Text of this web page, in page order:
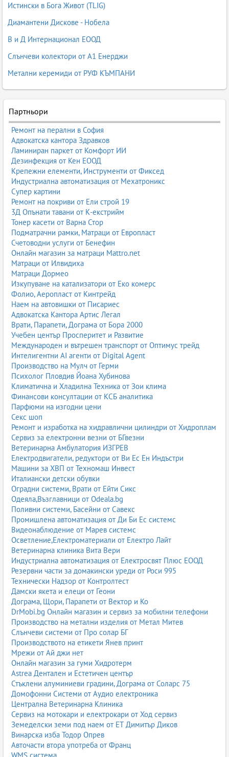
Истински в Бога Живот (TLIG)
Диамантени Дискове - Нобела
В и Д Интернационал ЕООД
Слънчеви колектори от А1 Енерджи
Метални керемиди от РУФ КЪМПАНИ
Партньори
Ремонт на перални в София
Адвокатска кантора Здравков
Ламиниран паркет от Комфорт ИИ
Дезинфекция от Кен ЕООД
Крепежни елементи, Инструменти от Фиксед
Индустриална автоматизация от Мехатроникс
Супер картини
Ремонт на покриви от Ели строй 19
3Д Опънати тавани от К-екстрийм
Тонер касети от Варна Стор
Подматрачни рамки, Матраци от Европласт
Счетоводни услуги от Бенефин
Онлайн магазин за матраци Mattro.net
Матраци от Илвидиха
Матраци Дормео
Изкупуване на катализатори от Еко комерс
Фолио, Аеропласт от Кинтрейд
Наем на автовишки от Писариес
Адвокатска Кантора Артис Легал
Врати, Парапети, Дограма от Бора 2000
Учебен център Просперитет и Развитие
Международен и вътрешен транспорт от Оптимус трейд
Интелигентни AI агенти от Digital Agent
Производство на Мулч от Герми
Психолог Пловдив Йоана Хубинова
Климатична и Хладилна Техника от Зои клима
Финансови консултации от КСБ аналитика
Парфюми на изгодни цени
Секс шоп
Ремонт и изработка на хидравлични цилиндри от Хидроплам
Сервиз за електронни везни от БГвезни
Ветеринарна Амбулатория ИЗГРЕВ
Електродвигатели, редуктори от Ви Ес Ен Индъстри
Машини за ХВП от Техномаш Инвест
Италиански детски обувки
Оградни системи, Врати от Ейти Сикс
Одеяла,Възглавници от Odeala.bg
Поливни системи, Басейни от Савекс
Промишлена автоматизация от Ди Би Ес системс
Видеонаблюдение от Марев системс
Осветление,Електроматериали от Електро Лайт
Ветеринарна клиника Вита Вери
Индустриална автоматизация от Електросвят Плюс ЕООД
Резервни части за домакински уреди от Роси 995
Технически Надзор от Контролтест
Дамски якета и елеци от Геони
Дограма, Щори, Парапети от Вектор и Ко
DrMobi.bg Онлайн магазин и сервиз за мобилни телефони
Производство на метални изделия от Метал Митев
Слънчеви системи от Про солар БГ
Производството на етикети Янев принт
Мрежи от Ай джи нет
Онлайн магазин за гуми Хидротерм
Astrea Дентален и Естетичен център
Стъклени алуминиеви градини, Дограма от Соларс 75
Домофонни Системи от Аудио електроника
Централна Ветеринарна Клиника
Сервиз на мотокари и електрокари от Ход сервиз
Земеделски земи под наем от ЕТ Димитър Диков
Винарска изба Тодор Опрев
Авточасти втора употреба от Франц